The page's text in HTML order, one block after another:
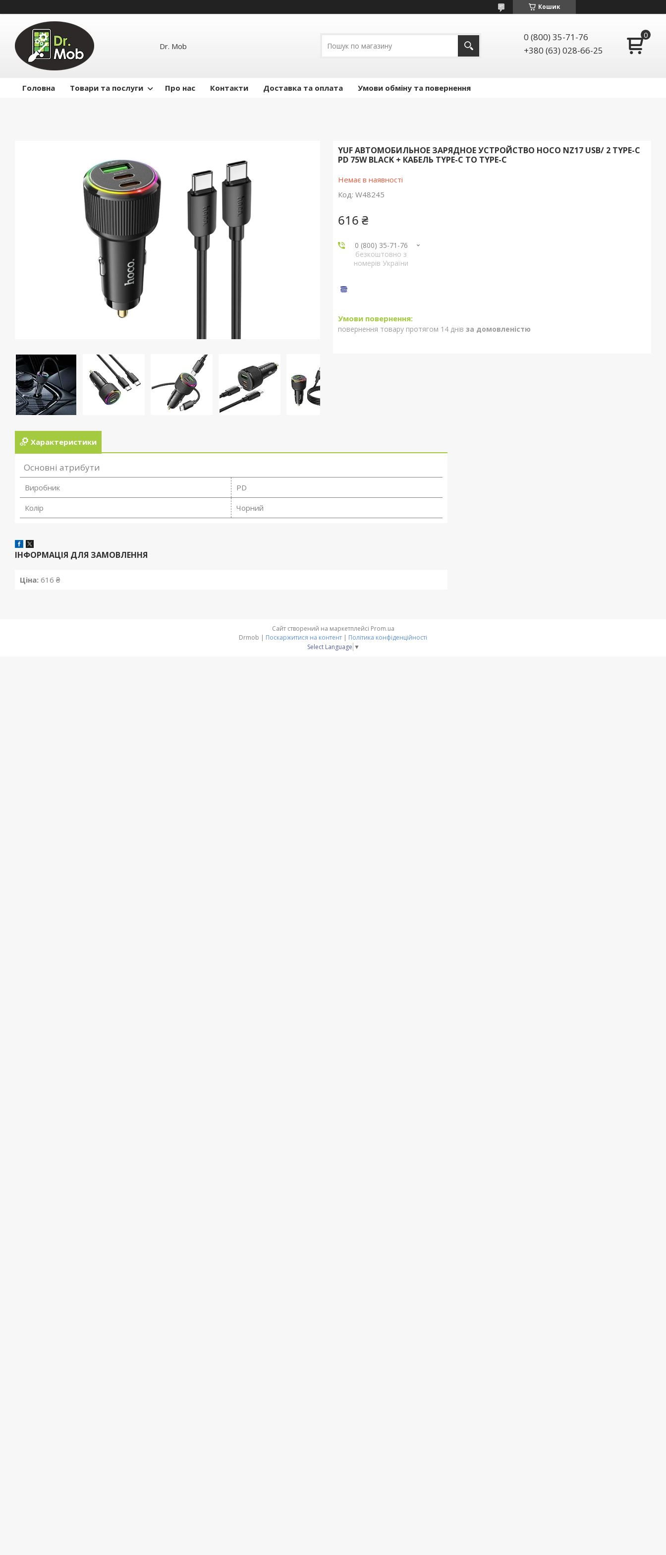
Кошик
Dr. Mob
0 (800) 35-71-76
+380 (63) 028-66-25
Головна Товари та послуги Про нас Контакти Доставка та оплата Умови обміну та повернення
YUF АВТОМОБИЛЬНОЕ ЗАРЯДНОЕ УСТРОЙСТВО HOCO NZ17 USB/ 2 TYPE-C
PD 75W BLACK + КАБЕЛЬ TYPE-C TO TYPE-C
Немає в наявності
Код: W48245
616 ₴
0 (800) 35-71-76
безкоштовно з
номерів України
повернення товару протягом 14 днів за домовленістю
Характеристики
Основні атрибути
Виробник PD
Колір Чорний
ІНФОРМАЦІЯ ДЛЯ ЗАМОВЛЕННЯ
Ціна: 616 ₴
Сайт створений на маркетплейсі Prom.ua
Поскаржитися на контент
Політика конфіденційності
Select Language ▼